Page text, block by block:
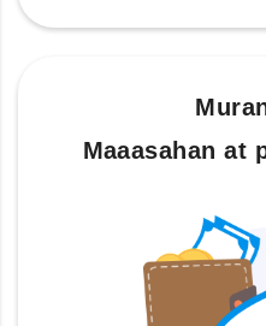
Maaasahan at